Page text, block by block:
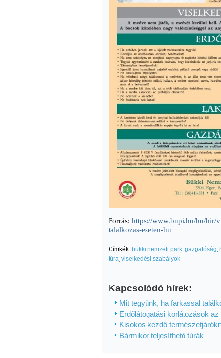
Forrás: https://www.bnpi.hu/hu/hir/
talalkozas-eseten-hu
Címkék: bükki nemzeti park igazgatóság
túra viselkedési szabályok
Kapcsolódó hírek:
Mit tegyünk, ha farkassal
Erdőlátogatási korlátozások az
Kisokos kezdő
Bármikor teljesíthető túrák